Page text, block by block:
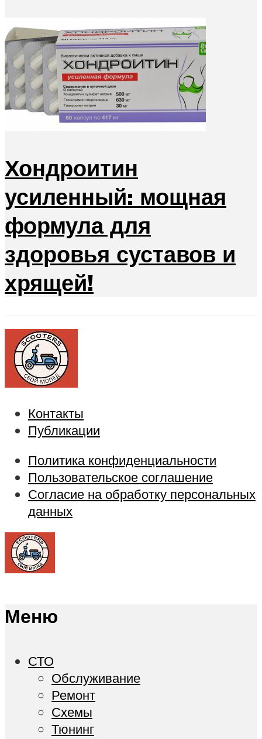
Хондроитин
усиленный: мощная
формула для
здоровья суставов и
хрящей!
Контакты
Публикации
Политика конфиденциальности
Пользовательское соглашение
Согласие на обработку персональных
данных
Меню
СТО
Обслуживание
Ремонт
Схемы
Тюнинг